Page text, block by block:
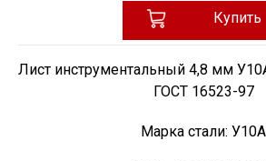
Купить
Лист инструментальный 4,8 мм
ГОСТ 16523-97
Марка стали: У10А